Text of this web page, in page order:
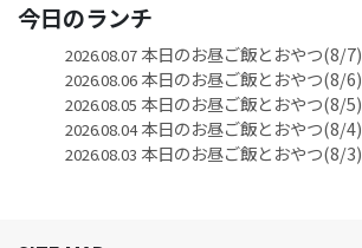
今日のランチ
2026.08.07本日のお昼ご飯とおやつ(8/7)
2026.08.06本日のお昼ご飯とおやつ(8/6)
2026.08.05 本日のお昼ご飯とおやつ(8/5)
2026.08.04本日のお昼ご飯とおやつ(8/4)
2026.08.03 本日のお昼ご飯とおやつ(8/3)